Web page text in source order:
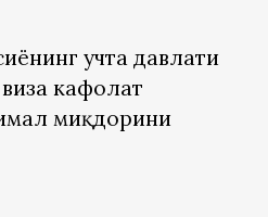
учта давлати
кафолат
миқдорини